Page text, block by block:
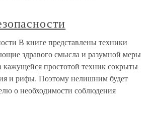
В книге представлены техники
здравого смысла и разумной меры
кажущейся простотой техник сокрыты
и рифы. Поэтому нелишним будет
о необходимости соблюдения